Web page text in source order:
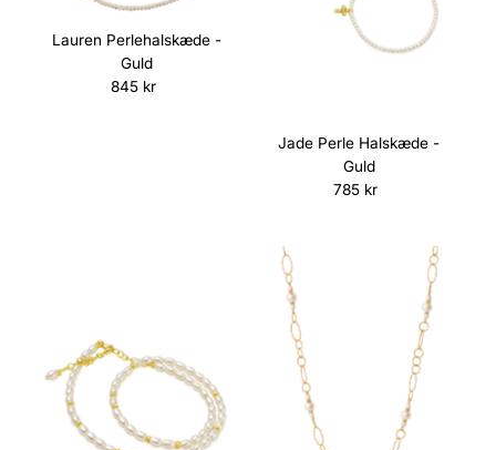
Lauren Perlehalskæde -
Guld
Normalpris
845 kr
Jade Perle Halskæde -
Guld
Normalpris
785 kr